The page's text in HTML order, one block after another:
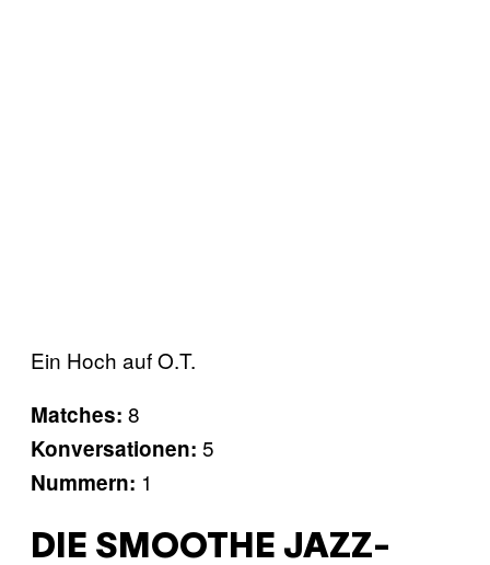
Ein Hoch auf O.T.
Matches: 8
Konversationen: 5
Nummern: 1
DIE SMOOTHE JAZZ-